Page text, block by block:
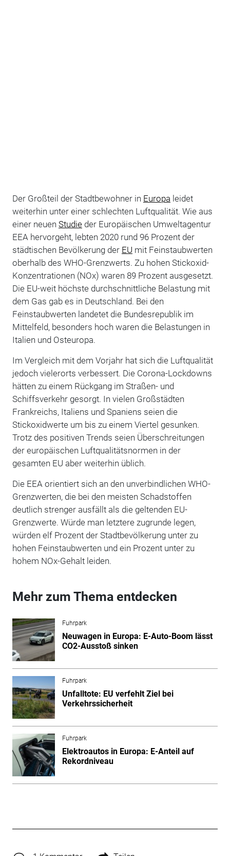
Der Großteil der Stadtbewohner in Europa leidet
weiterhin unter einer schlechten Luftqualität. Wie aus
einer neuen Studieder Europäischen Umweltagentur
EEA hervorgeht, lebten 2020 rund 96 Prozent der
städtischen Bevölkerung der EU mit Feinstaubwerten
oberhalb des WHO-Grenzwerts. Zu hohen Stickoxid-
Konzentrationen (NOx) waren 89 Prozent ausgesetzt.
Die EU-weit höchste durchschnittliche Belastung mit
dem Gas gab es in Deutschland. Bei den
Feinstaubwerten landetet die Bundesrepublik im
Mittelfeld, besonders hoch waren die Belastungen in
Italien und Osteuropa.
Im Vergleich mit dem Vorjahr hat sich die Luftqualität
jedoch vielerorts verbessert. Die Corona-Lockdowns
hätten zu einem Rückgang im Straßen- und
Schiffsverkehr gesorgt. In vielen Großstädten
Frankreichs, Italiens und Spaniens seien die
Stickoxidwerte um bis zu einem Viertel gesunken.
Trotz des positiven Trends seien Überschreitungen
der europäischen Luftqualitätsnormen in der
gesamten EU aber weiterhin üblich.
Die EEA orientiert sich an den unverbindlichen WHO-
Grenzwerten, die bei den meisten Schadstoffen
deutlich strenger ausfällt als die geltenden EU-
Grenzwerte. Würde man letztere zugrunde legen,
würden elf Prozent der Stadtbevölkerung unter zu
hohen Feinstaubwerten und ein Prozent unter zu
hohem NOx-Gehalt leiden.
Mehr zum Thema entdecken
Fuhrpark
Neuwagen in Europa: E-Auto-Boom lässt
CO2-Ausstoß sinken
Fuhrpark
Unfalltote: EU verfehlt Ziel bei
Verkehrssicherheit
Fuhrpark
Elektroautos in Europa: E-Anteil auf
Rekordniveau